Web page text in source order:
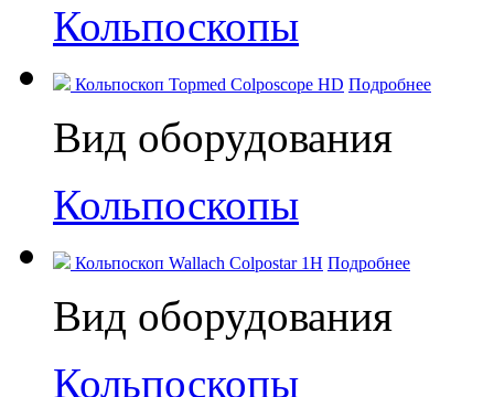
Кольпоскопы
Кольпоскоп Topmed Colposcope HD Подробнее
Вид оборудования
Кольпоскопы
Кольпоскоп Wallach Colpostar 1H Подробнее
Вид оборудования
Кольпоскопы